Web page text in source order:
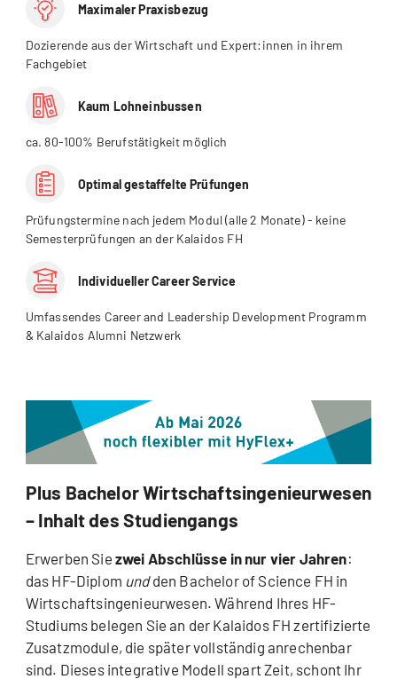
Maximaler Praxisbezug
Dozierende aus der Wirtschaft und Expert:innen in ihrem
Fachgebiet
Kaum Lohneinbussen
ca. 80-100% Berufstätigkeit möglich
Optimal gestaffelte Prüfungen
Prüfungstermine nach jedem Modul (alle 2 Monate) - keine
Semesterprüfungen an der Kalaidos FH
Individueller Career Service
Umfassendes Career and Leadership Development Programm
& Kalaidos Alumni Netzwerk
Plus Bachelor Wirtschaftsingenieurwesen
– Inhalt des Studiengangs
Erwerben Sie zwei Abschlüsse in nur vier Jahren:
das HF-Diplom undden Bachelor of Science FH in
Wirtschaftsingenieurwesen. Während Ihres HF-
Studiums belegen Sie an der Kalaidos FH zertifizierte
Zusatzmodule, die später vollständig anrechenbar
sind. Dieses integrative Modell spart Zeit, schont Ihr